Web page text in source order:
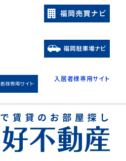
入居者様専用サイト